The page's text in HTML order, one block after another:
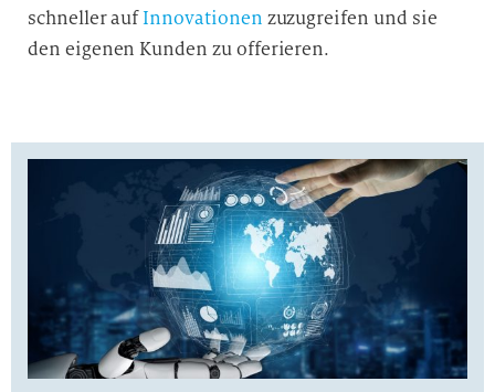
schneller aufInnovationen zuzugreifen und sie
den eigenen Kunden zu offerieren.